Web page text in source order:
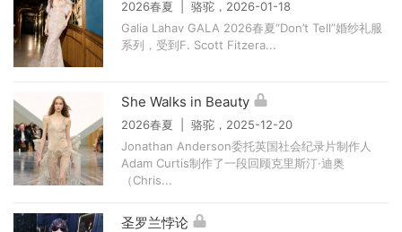
2026春夏 | 骆驼，2026-01-18
Galia Lahav GALA 2026春夏“Don’t Tell”婚纱礼服
系列，受到F. Scott Fitzera...
She Walks in Beauty
2026春夏 | 骆驼，2025-12-20
Jonathan Anderson委托英国社会纪录片制作人
Adam Curtis制作了一段回顾克里斯汀·迪奥
（Chris...
圣罗兰悖论